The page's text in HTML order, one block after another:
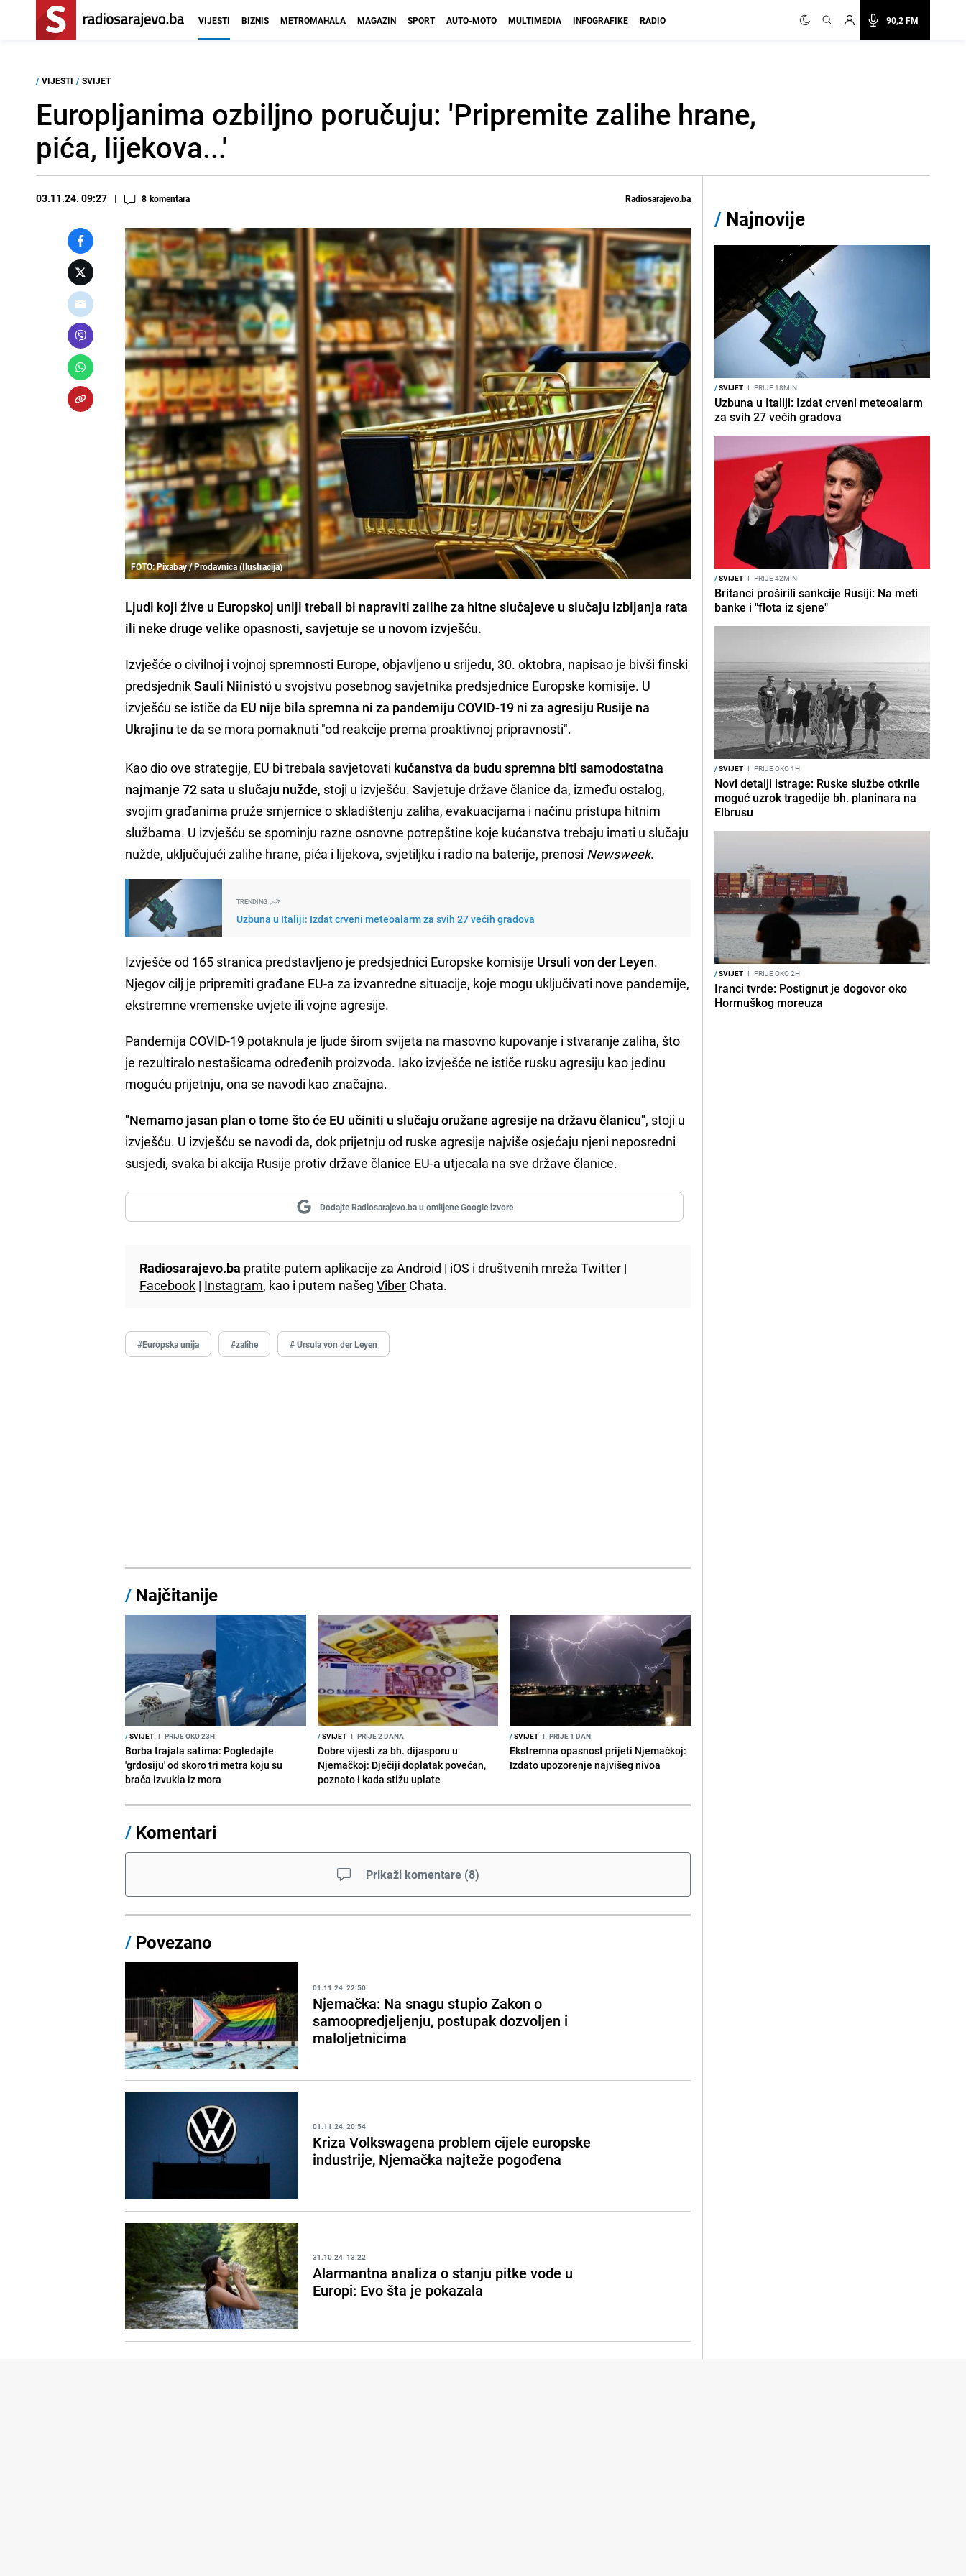
90,2 FM
VIJESTI BIZNIS METROMAHALA MAGAZIN SPORT AUTO-MOTO MULTIMEDIA INFOGRAFIKE RADIO
/ VIJESTI / SVIJET
Europljanima ozbiljno poručuju: 'Pripremite zalihe hrane,
pića, lijekova...'
03.11.24. 09:27 8 komentara Radiosarajevo.ba
FOTO: Pixabay / Prodavnica (Ilustracija)
Ljudi koji žive u Europskoj uniji trebali bi napraviti zalihe za hitne slučajeve u slučaju izbijanja rata
ili neke druge velike opasnosti, savjetuje se u novom izvješću.
Izvješće o civilnoj i vojnoj spremnosti Europe, objavljeno u srijedu, 30. oktobra, napisao je bivši finski
predsjednikSauli Niinistö u svojstvu posebnog savjetnika predsjednice Europske komisije. U
izvješću se ističe da EU nije bila spremna ni za pandemiju COVID-19 ni za agresiju Rusije na
Ukrajinu te da se mora pomaknuti "od reakcije prema proaktivnoj pripravnosti".
Kao dio ove strategije, EU bi trebala savjetovati kućanstva da budu spremna biti samodostatna
najmanje 72 sata u slučaju nužde, stoji u izvješću. Savjetuje države članice da, između ostalog,
svojim građanima pruže smjernice o skladištenju zaliha, evakuacijama i načinu pristupa hitnim
službama. U izvješću se spominju razne osnovne potrepštine koje kućanstva trebaju imati u slučaju
nužde, uključujući zalihe hrane, pića i lijekova, svjetiljku i radio na baterije, prenosi Newsweek.
TRENDING
Uzbuna u Italiji: Izdat crveni meteoalarm za svih 27 većih gradova
Izvješće od 165 stranica predstavljeno je predsjednici Europske komisije Ursuli von der Leyen.
Njegov cilj je pripremiti građane EU-a za izvanredne situacije, koje mogu uključivati nove pandemije,
ekstremne vremenske uvjete ili vojne agresije.
Pandemija COVID-19 potaknula je ljude širom svijeta na masovno kupovanje i stvaranje zaliha, što
je rezultiralo nestašicama određenih proizvoda. Iako izvješće ne ističe rusku agresiju kao jedinu
moguću prijetnju, ona se navodi kao značajna.
"Nemamo jasan plan o tome što će EU učiniti u slučaju oružane agresije na državu članicu", stoji u
izvješću. U izvješću se navodi da, dok prijetnju od ruske agresije najviše osjećaju njeni neposredni
susjedi, svaka bi akcija Rusije protiv države članice EU-a utjecala na sve države članice.
Dodajte Radiosarajevo.ba u omiljene Google izvore
Radiosarajevo.ba pratite putem aplikacije zaAndroid | iOS i društvenih mrežaTwitter |
Facebook | Instagram, kao i putem našegViber Chata.
#Europska unija #zalihe # Ursula von der Leyen
/ Najčitanije
/SVIJET I PRIJE OKO 23H
Borba trajala satima: Pogledajte
'grdosiju' od skoro tri metra koju su
braća izvukla iz mora
/SVIJET I PRIJE 2 DANA
Dobre vijesti za bh. dijasporu u
Njemačkoj: Dječiji doplatak povećan,
poznato i kada stižu uplate
/SVIJET I PRIJE 1 DAN
Ekstremna opasnost prijeti Njemačkoj:
Izdato upozorenje najvišeg nivoa
/ Komentari
Prikaži komentare (8)
/ Povezano
01.11.24. 22:50
Njemačka: Na snagu stupio Zakon o
samoopredjeljenju, postupak dozvoljen i
maloljetnicima
01.11.24. 20:54
Kriza Volkswagena problem cijele europske
industrije, Njemačka najteže pogođena
31.10.24. 13:22
Alarmantna analiza o stanju pitke vode u
Europi: Evo šta je pokazala
/ Najnovije
/SVIJET I PRIJE 18MIN
Uzbuna u Italiji: Izdat crveni meteoalarm
za svih 27 većih gradova
/SVIJET I PRIJE 42MIN
Britanci proširili sankcije Rusiji: Na meti
banke i "flota iz sjene"
/SVIJET I PRIJE OKO 1H
Novi detalji istrage: Ruske službe otkrile
moguć uzrok tragedije bh. planinara na
Elbrusu
/SVIJET I PRIJE OKO 2H
Iranci tvrde: Postignut je dogovor oko
Hormuškog moreuza